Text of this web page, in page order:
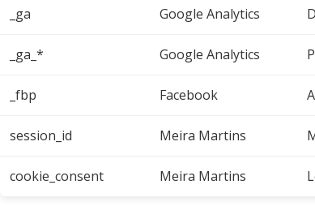
_ga Google Analytics
_ga_* Google Analytics
_fbp Facebook
session_id Meira Martins
cookie_consent Meira Martins